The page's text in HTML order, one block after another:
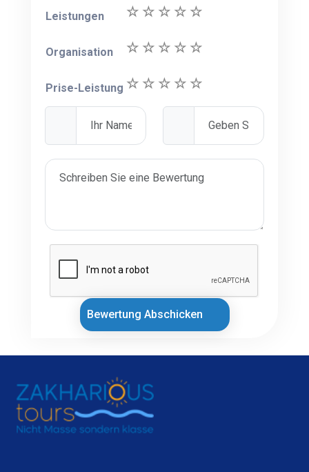
Leistungen
Organisation
Prise-Leistung
Bewertung Abschicken